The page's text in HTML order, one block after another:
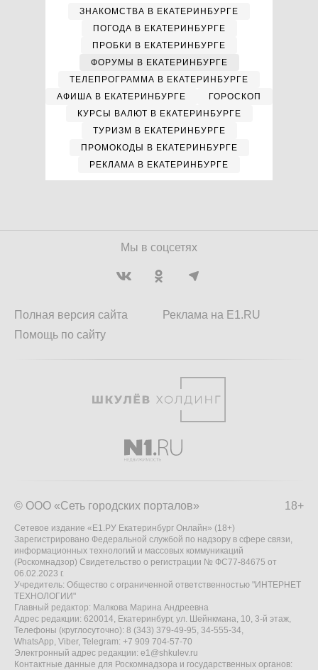
ЗНАКОМСТВА В ЕКАТЕРИНБУРГЕ
ПОГОДА В ЕКАТЕРИНБУРГЕ
ПРОБКИ В ЕКАТЕРИНБУРГЕ
ФОРУМЫ В ЕКАТЕРИНБУРГЕ
ТЕЛЕПРОГРАММА В ЕКАТЕРИНБУРГЕ
АФИША В ЕКАТЕРИНБУРГЕ
ГОРОСКОП
КУРСЫ ВАЛЮТ В ЕКАТЕРИНБУРГЕ
ТУРИЗМ В ЕКАТЕРИНБУРГЕ
ПРОМОКОДЫ В ЕКАТЕРИНБУРГЕ
РЕКЛАМА В ЕКАТЕРИНБУРГЕ
Мы в соцсетях
Полная версия сайта
Помощь по сайту
Реклама на E1.RU
18+
© ООО «Сеть городских порталов»
Сетевое издание «Е1.РУ Екатеринбург Онлайн» (18+)
Зарегистрировано Федеральной службой по надзору в сфере связи,
информационных технологий и массовых коммуникаций
(Роскомнадзор) Свидетельство о регистрации № ФС77-84675 от
06.02.2023 г.
Учредитель: Общество с ограниченной ответственностью "ИНТЕРНЕТ
ТЕХНОЛОГИИ"
Главный редактор: Малкова Марина Андреевна
Адрес редакции: 620014, Екатеринбург, ул. Шейнкмана, 10, 3-й этаж,
Телефоны (круглосуточно): 8 (343) 379-49-95, 34-555-34,
WhatsApp, Viber, Telegram: +7 909 704-57-70
Электронный адрес редакции: e1@shkulev.ru
Контактные данные для Роскомнадзора и государственных органов: